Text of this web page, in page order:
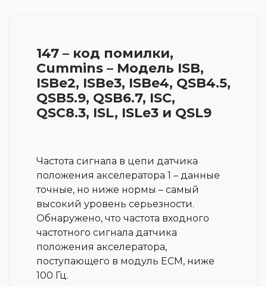
147 – код помилки,
Cummins – Модель ISB,
ISBe2, ISBe3, ISBe4, QSB4.5,
QSB5.9, QSB6.7, ISC,
QSC8.3, ISL, ISLe3 и QSL9
Частота сигнала в цепи датчика
положения акселератора 1 – данные
точные, но ниже нормы – самый
высокий уровень серьезности.
Обнаружено, что частота входного
частотного сигнала датчика
положения акселератора,
поступающего в модуль ЕСМ, ниже
100 Гц.